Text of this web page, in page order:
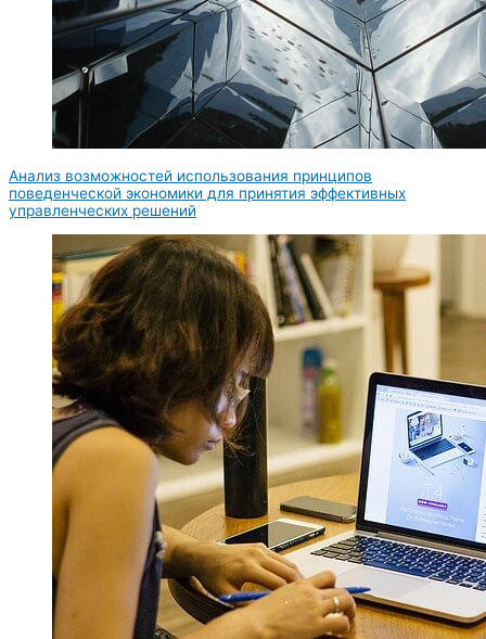
Анализ возможностей использования принципов
поведенческой экономики для принятия эффективных
управленческих решений